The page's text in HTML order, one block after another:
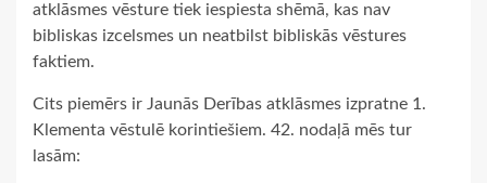
atklāsmes vēsture tiek iespiesta shēmā, kas nav
bibliskas izcelsmes un neatbilst bibliskās vēstures
faktiem.
Cits piemērs ir Jaunās Derības atklāsmes izpratne 1.
Klementa vēstulē korintiešiem. 42. nodaļā mēs tur
lasām: